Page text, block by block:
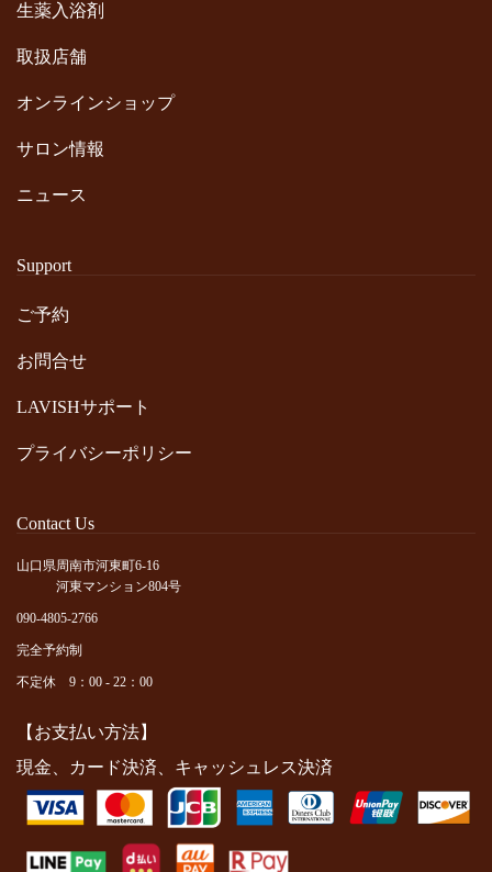
生薬入浴剤
取扱店舗
オンラインショップ
サロン情報
ニュース
Support
ご予約
お問合せ
LAVISHサポート
プライバシーポリシー
Contact Us
山口県周南市河東町6-16
河東マンション804号
090-4805-2766
完全予約制
不定休 9：00 - 22：00
【お支払い方法】
現金、カード決済、キャッシュレス決済